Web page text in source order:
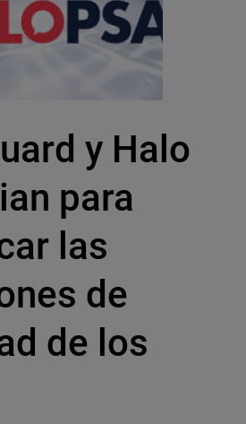
y Halo
para
las
de
de los